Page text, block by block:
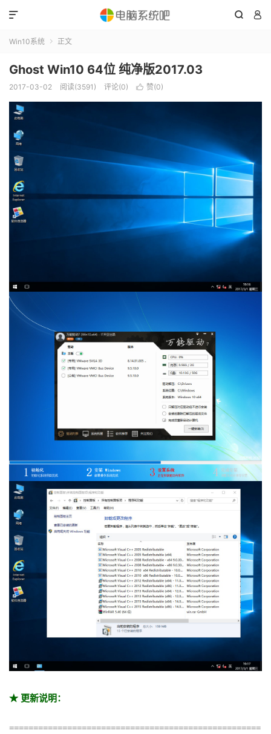
 

Win10系统  正文
Ghost Win10 64位 纯净版2017.03
2017-03-02 阅读(3591) 评论(0)  赞(0)
★ 更新说明：
====================================================